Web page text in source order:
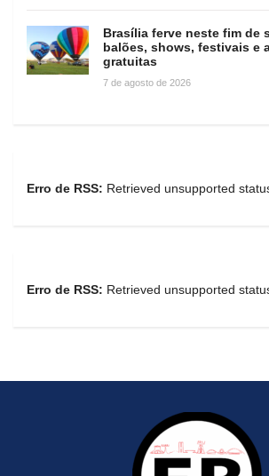
Brasília ferve neste fim de
balões, shows, festivais e
gratuitas
7 de agosto de 2026
Erro de RSS: Retrieved unsupported
Erro de RSS: Retrieved unsupported